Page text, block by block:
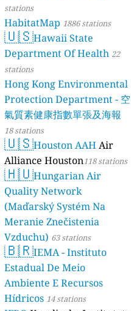
stations
HabitatMap 1886 stations
🇺🇸Hawaii State
Department Of Health 22
stations
Hong Kong Environmental
Protection Department - 空
氣質素健康指數單張及海報
18 stations
🇺🇸Houston AAH Air
Alliance Houston118 stations
🇭🇺Hungarian Air
Quality Network
(Maďarský Systém Na
Meranie Znečistenia
Vzduchu) 63 stations
🇧🇷IEMA - Instituto
Estadual De Meio
Ambiente E Recursos
Hídricos 14 stations